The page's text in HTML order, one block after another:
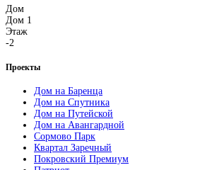
Дом
Дом 1
Этаж
-2
Проекты
Дом на Баренца
Дом на Спутника
Дом на Путейской
Дом на Авангардной
Сормово Парк
Квартал Заречный
Покровский Премиум